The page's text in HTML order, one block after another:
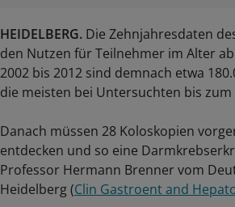
HEIDELBERG. Die Zehnjahresdaten
den Nutzen für Teilnehmer im Alter
2002 bis 2012 sind demnach etwa
die meisten bei Untersuchten bis zum
Danach müssen 28 Koloskopien
entdecken und so eine
Professor Hermann Brenner vom
Heidelberg (Clin Gastroent and